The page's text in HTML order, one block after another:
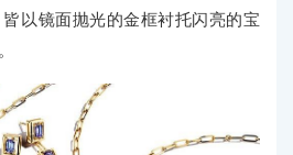
以镜面抛光的金框衬托闪亮的宝